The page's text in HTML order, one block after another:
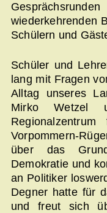
wiederkehrenden
Schülern und
Schüler und
lang mit Fragen
Alltag unseres
Mirko Wetzel
Vorpommern-
über das
Demokratie und
an Politiker
Degner hatte für
und freut sich